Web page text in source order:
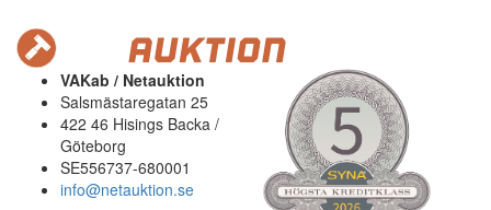
VAKab / Netauktion
Salsmästaregatan 25
422 46 Hisings Backa /
Göteborg
SE556737-680001
info@netauktion.se